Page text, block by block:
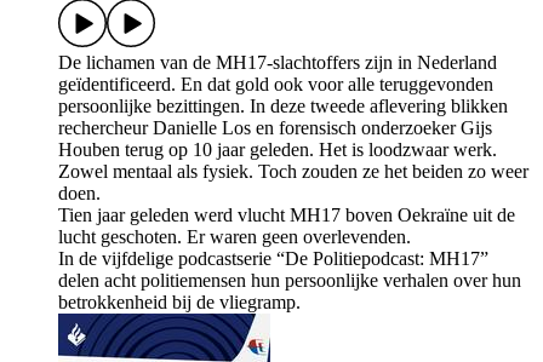
De lichamen van de MH17-slachtoffers zijn in Nederland
geïdentificeerd. En dat gold ook voor alle teruggevonden
persoonlijke bezittingen. In deze tweede aflevering blikken
rechercheur Danielle Los en forensisch onderzoeker Gijs
Houben terug op 10 jaar geleden. Het is loodzwaar werk.
Zowel mentaal als fysiek. Toch zouden ze het beiden zo weer
doen.
Tien jaar geleden werd vlucht MH17 boven Oekraïne uit de
lucht geschoten. Er waren geen overlevenden.
In de vijfdelige podcastserie “De Politiepodcast: MH17”
delen acht politiemensen hun persoonlijke verhalen over hun
betrokkenheid bij de vliegramp.